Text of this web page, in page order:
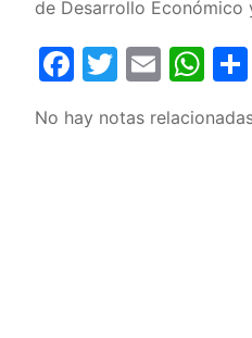
de Desarrollo Económico
Facebook
Twitter
Email
No hay notas